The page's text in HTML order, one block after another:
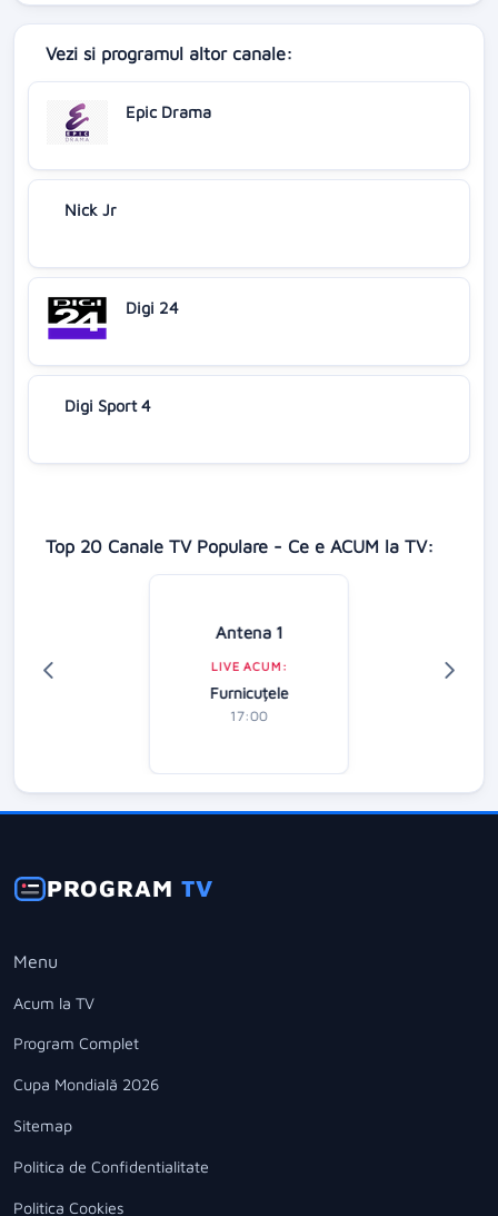
Vezi si programul altor canale:
Epic Drama
Nick Jr
Digi 24
Digi Sport 4
Top 20 Canale TV Populare - Ce e ACUM la TV:
Antena 1
LIVE ACUM:
Furnicuțele
17:00
PROGRAMTV
Menu
Acum la TV
Program Complet
Cupa Mondială 2026
Sitemap
Politica de Confidentialitate
Politica Cookies